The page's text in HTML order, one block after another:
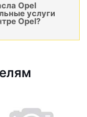
Opel
услуги
Opel?